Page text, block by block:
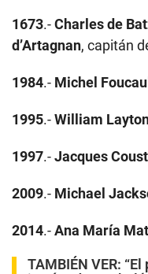
1673.-Charles de
d’Artagnan, capitán
1984.- Michel
1995.-William
1997.-Jacques
2009.- Michael
2014.-Ana María
TAMBIÉN VER: